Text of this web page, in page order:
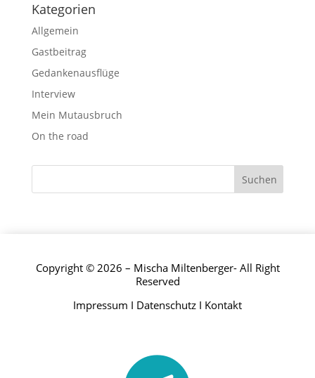
Kategorien
Allgemein
Gastbeitrag
Gedankenausflüge
Interview
Mein Mutausbruch
On the road
Copyright © 2026 – Mischa Miltenberger- All Right
Reserved
Impressum I Datenschutz I Kontakt